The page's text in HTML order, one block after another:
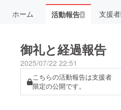
ホーム 活動報告4 支援者
御礼と経過報告
2025/07/22 22:51
こちらの活動報告は支援者
限定の公開です。